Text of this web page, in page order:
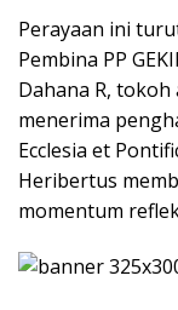
Perayaan ini
Pembina PP
Dahana R,
menerima
Ecclesia et
Heribertus
momentum